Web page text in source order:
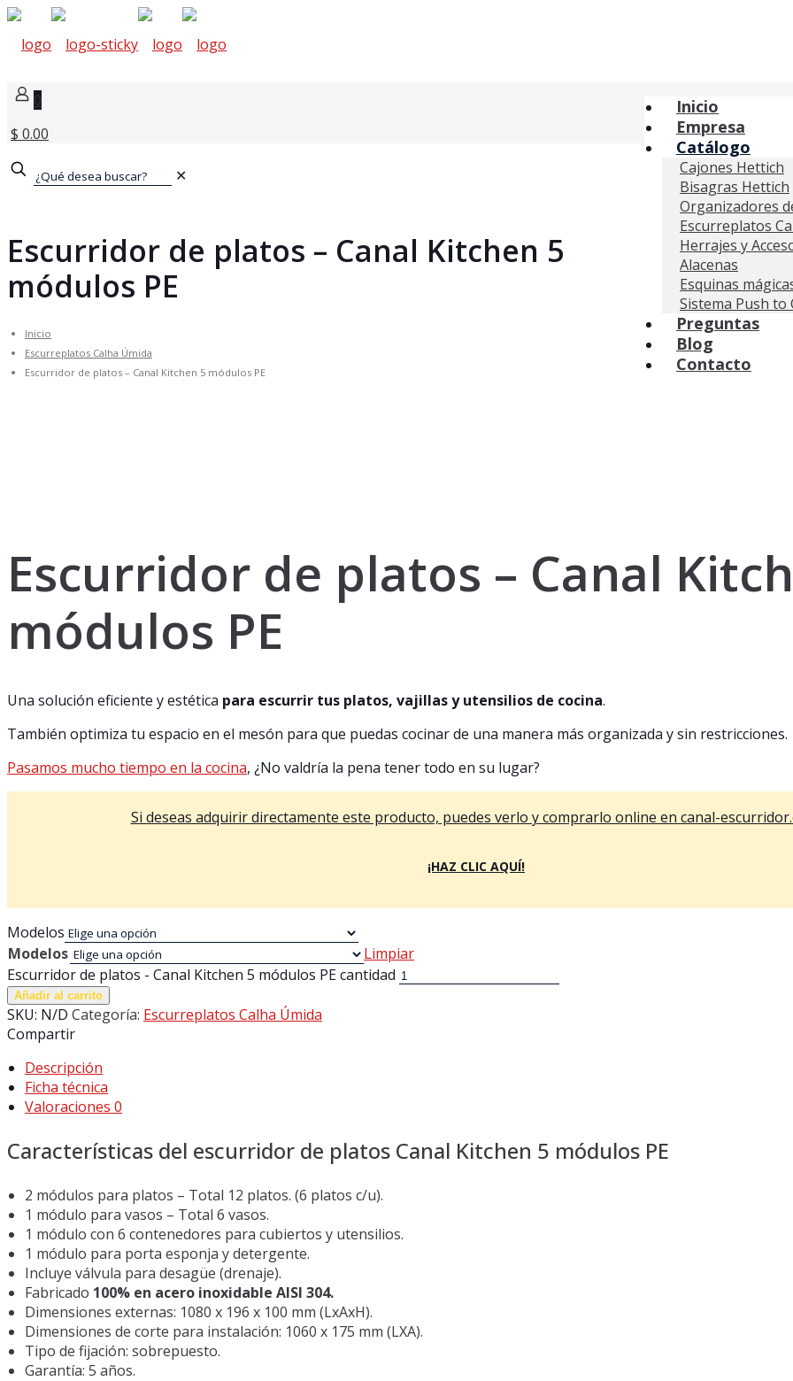
Inicio
Empresa
Catálogo
Cajones Hettich
Bisagras Hettich
Organizadores
Escurreplatos
Herrajes y
Alacenas
Esquinas
Sistema Push to
Preguntas
Blog
Contacto
0
$ 0.00
✕
Escurridor de platos – Canal Kitchen 5
módulos PE
Inicio
Escurreplatos Calha Úmida
Escurridor de platos – Canal Kitchen 5 módulos PE
Escurridor de platos – Canal
módulos PE
Una solución eficiente y estética para escurrir tus platos, vajillas y utensilios de cocina.
También optimiza tu espacio en el mesón para que puedas cocinar de una manera más organizada y sin restricciones.
Pasamos mucho tiempo en la cocina, ¿No valdría la pena tener todo en su lugar?
Si deseas adquirir directamente este producto, puedes verlo y comprarlo online en canal-
¡HAZ CLIC AQUÍ!
Modelos
Modelos
Limpiar
Escurridor de platos - Canal Kitchen 5 módulos PE cantidad
Añadir al carrito
SKU: N/D Categoría: Escurreplatos Calha Úmida
Compartir
Descripción
Ficha técnica
Valoraciones 0
Características del escurridor de platos Canal Kitchen 5 módulos PE
2 módulos para platos – Total 12 platos. (6 platos c/u).
1 módulo para vasos – Total 6 vasos.
1 módulo con 6 contenedores para cubiertos y utensilios.
1 módulo para porta esponja y detergente.
Incluye válvula para desagüe (drenaje).
Fabricado 100% en acero inoxidable AISI 304.
Dimensiones externas: 1080 x 196 x 100 mm (LxAxH).
Dimensiones de corte para instalación: 1060 x 175 mm (LXA).
Tipo de fijación: sobrepuesto.
Garantía: 5 años.